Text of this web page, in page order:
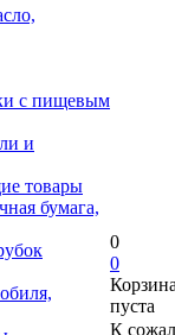
с пищевым
и
товары
бумага,
0
0
пуста
К